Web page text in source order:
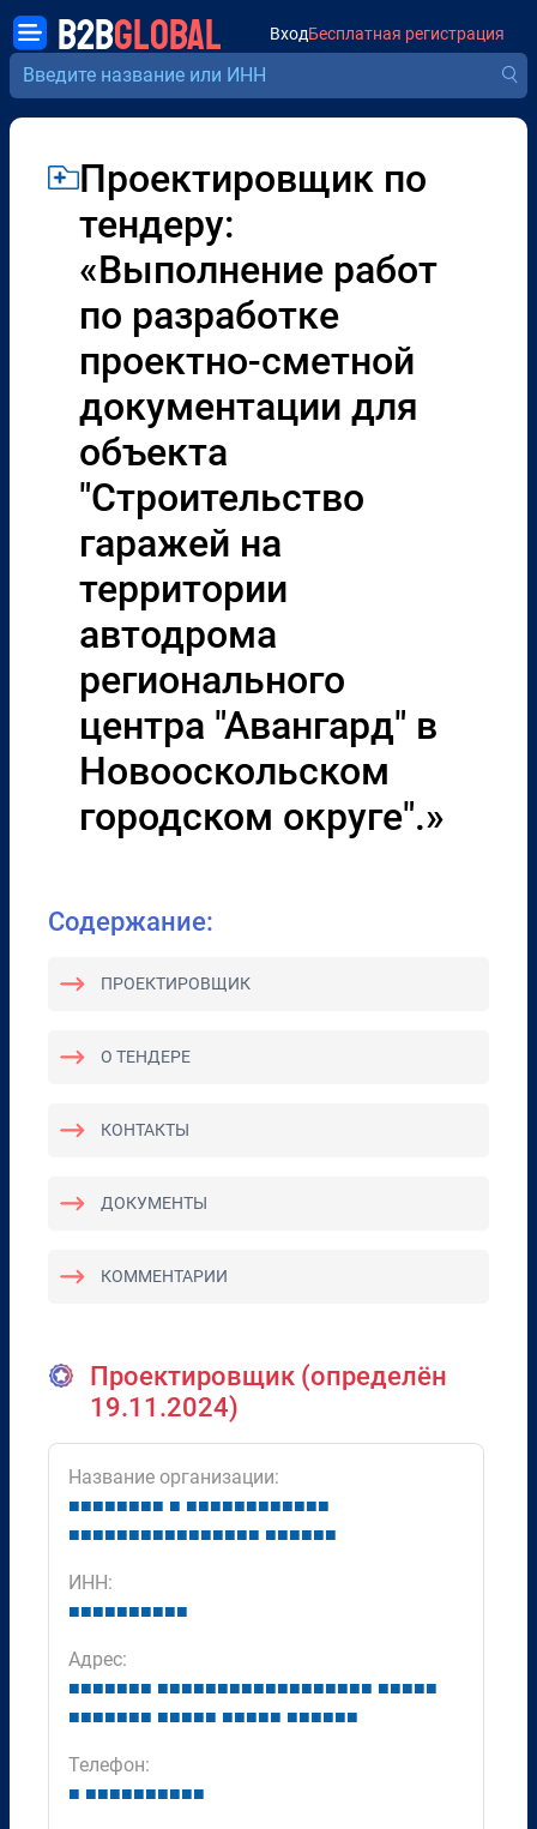
B2BGLOBAL ВходБесплатная регистрация
Проектировщик по
тендеру:
«Выполнение работ
по разработке
проектно-сметной
документации для
объекта
"Строительство
гаражей на
территории
автодрома
регионального
центра "Авангард" в
Новооскольском
городском округе".»
Содержание:
ПРОЕКТИРОВЩИК
О ТЕНДЕРЕ
КОНТАКТЫ
ДОКУМЕНТЫ
КОММЕНТАРИИ
Проектировщик (определён
19.11.2024)
Название организации:
■■■■■■■■ ■ ■■■■■■■■■■■■
■■■■■■■■■■■■■■■■ ■■■■■■
ИНН:
■■■■■■■■■■
Адрес:
■■■■■■■ ■■■■■■■■■■■■■■■■■■ ■■■■■
■■■■■■■ ■■■■■ ■■■■■ ■■■■■■
Телефон:
■ ■■■■■■■■■■